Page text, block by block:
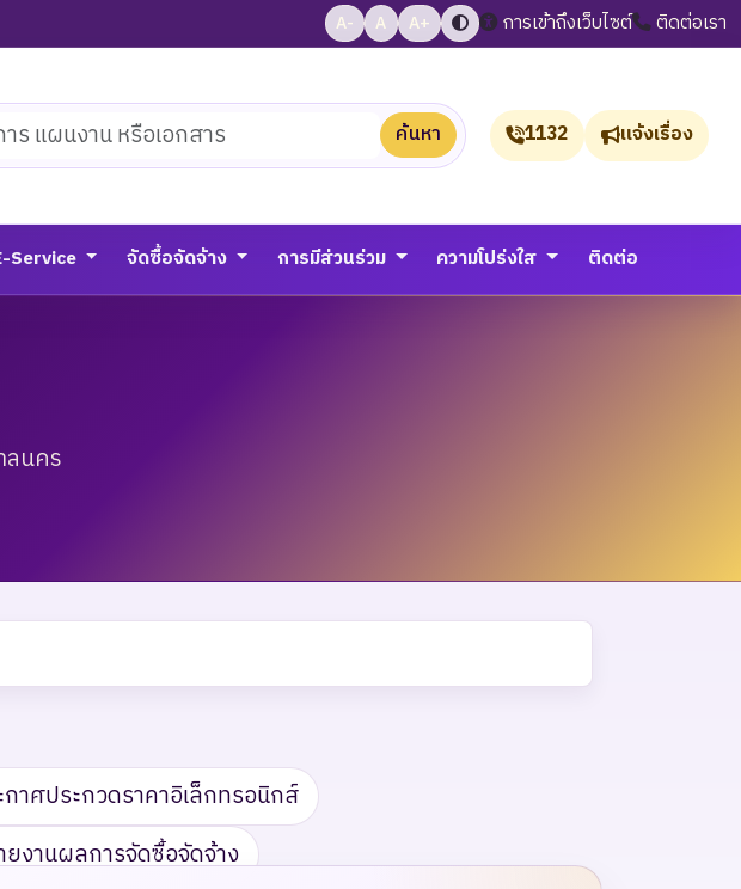
A- A A+ การเข้าถึงเว็บไซต์ ติดต่อเรา
ค้นหา 1132 แจ้งเรื่อง
Service จัดซื้อจัดจ้าง การมีส่วนร่วม ความโปร่งใส ติดต่อ
ลนคร
กาศประกวดราคาอิเล็กทรอนิกส์
ยงานผลการจัดซื้อจัดจ้าง